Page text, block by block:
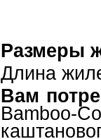
Размеры
Длина
Вам
Bamboo-